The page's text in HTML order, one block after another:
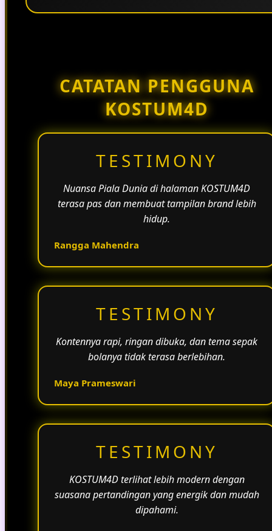
CATATAN PENGGUNA
KOSTUM4D
TESTIMONY
Nuansa Piala Dunia di halaman KOSTUM4D
terasa pas dan membuat tampilan brand lebih
hidup.
Rangga Mahendra
TESTIMONY
Kontennya rapi, ringan dibuka, dan tema sepak
bolanya tidak terasa berlebihan.
Maya Prameswari
TESTIMONY
KOSTUM4D terlihat lebih modern dengan
suasana pertandingan yang energik dan mudah
dipahami.